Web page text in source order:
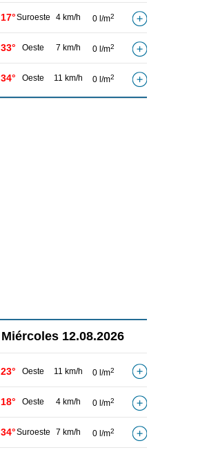
17°Suroeste 4 km/h 0 l/m2
33° Oeste 7 km/h 0 l/m2
34° Oeste 11 km/h 0 l/m2
Miércoles 12.08.2026
23° Oeste 11 km/h 0 l/m2
18° Oeste 4 km/h 0 l/m2
34°Suroeste 7 km/h 0 l/m2